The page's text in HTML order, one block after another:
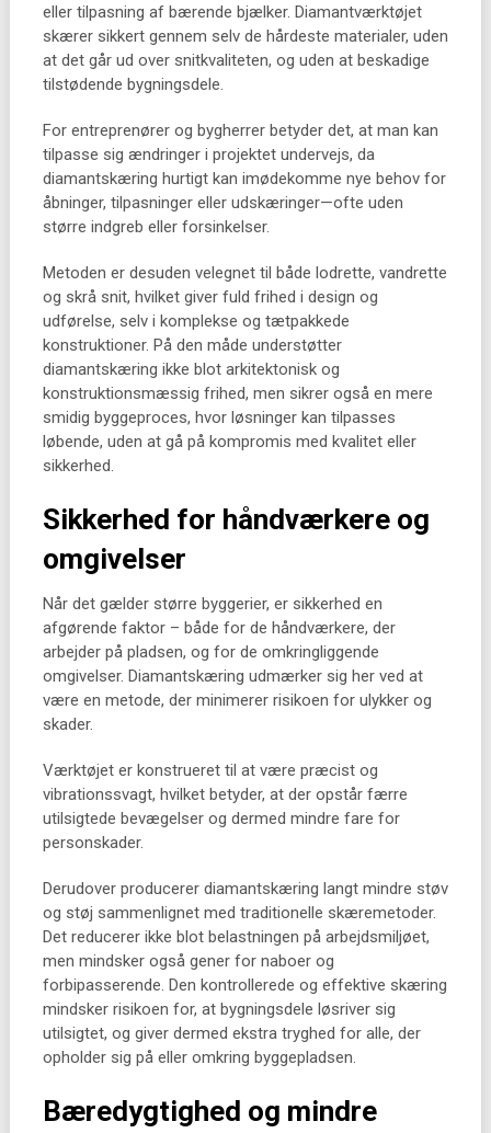
eller tilpasning af bærende bjælker. Diamantværktøjet
skærer sikkert gennem selv de hårdeste materialer, uden
at det går ud over snitkvaliteten, og uden at beskadige
tilstødende bygningsdele.
For entreprenører og bygherrer betyder det, at man kan
tilpasse sig ændringer i projektet undervejs, da
diamantskæring hurtigt kan imødekomme nye behov for
åbninger, tilpasninger eller udskæringer—ofte uden
større indgreb eller forsinkelser.
Metoden er desuden velegnet til både lodrette, vandrette
og skrå snit, hvilket giver fuld frihed i design og
udførelse, selv i komplekse og tætpakkede
konstruktioner. På den måde understøtter
diamantskæring ikke blot arkitektonisk og
konstruktionsmæssig frihed, men sikrer også en mere
smidig byggeproces, hvor løsninger kan tilpasses
løbende, uden at gå på kompromis med kvalitet eller
sikkerhed.
Sikkerhed for håndværkere og
omgivelser
Når det gælder større byggerier, er sikkerhed en
afgørende faktor – både for de håndværkere, der
arbejder på pladsen, og for de omkringliggende
omgivelser. Diamantskæring udmærker sig her ved at
være en metode, der minimerer risikoen for ulykker og
skader.
Værktøjet er konstrueret til at være præcist og
vibrationssvagt, hvilket betyder, at der opstår færre
utilsigtede bevægelser og dermed mindre fare for
personskader.
Derudover producerer diamantskæring langt mindre støv
og støj sammenlignet med traditionelle skæremetoder.
Det reducerer ikke blot belastningen på arbejdsmiljøet,
men mindsker også gener for naboer og
forbipasserende. Den kontrollerede og effektive skæring
mindsker risikoen for, at bygningsdele løsriver sig
utilsigtet, og giver dermed ekstra tryghed for alle, der
opholder sig på eller omkring byggepladsen.
Bæredygtighed og mindre